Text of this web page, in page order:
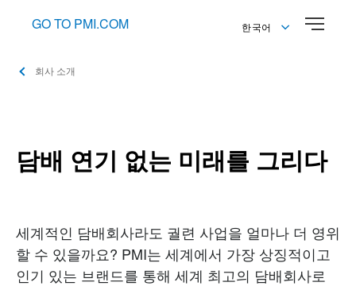
GO TO PMI.COM
한국어
회사 소개
담배 연기 없는 미래를 그리다
세계적인 담배회사라도 궐련 사업을 얼마나 더 영위
할 수 있을까요? PMI는 세계에서 가장 상징적이고
인기 있는 브랜드를 통해 세계 최고의 담배회사로